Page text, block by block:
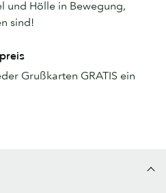
und Hölle in Bewegung,
sind!
Grußkarten GRATIS ein